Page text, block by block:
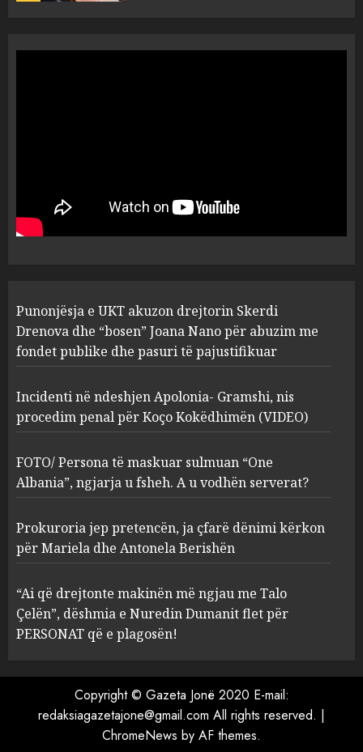
1
“bosen” Joana Nano për
abuzim me fondet publike dhe
pasuri të pajustifikuar
2
Apolonia- Gramshi, nis
procedim penal për Koço
Kokëdhimën (VIDEO)
MARCH 27, 2025
3
FOTO/ Persona të maskuar
sulmuan “One Albania”,
ngjarja u fsheh. A u vodhën
serverat?
MARCH 25, 2025
4
Prokuroria jep pretencën, ja
çfarë dënimi kërkon për
Berishën
MARCH 25, 2025
“Ai që drejtonte makinën më
ngjau me Talo Çelën”,
dëshmia e Nuredin Dumanit
flet për PERSONAT që e
plagosën!
Punonjësja e UKT akuzon drejtorin Skerdi
Drenova dhe “bosen” Joana Nano për abuzim me
fondet publike dhe pasuri të pajustifikuar
Incidenti në ndeshjen Apolonia- Gramshi, nis
procedim penal për Koço Kokëdhimën (VIDEO)
FOTO/ Persona të maskuar sulmuan “One
Albania”, ngjarja u fsheh. A u vodhën serverat?
Prokuroria jep pretencën, ja çfarë dënimi kërkon
për Mariela dhe Antonela Berishën
“Ai që drejtonte makinën më ngjau me Talo
Çelën”, dëshmia e Nuredin Dumanit flet për
PERSONAT që e plagosën!
Copyright © Gazeta Jonë 2020 E-mail:
redaksiagazetajone@gmail.com All rights reserved. |
ChromeNews by AF themes.